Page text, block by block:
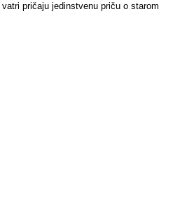
pričaju jedinstvenu priču o starom